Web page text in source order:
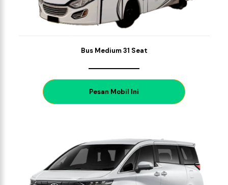
Bus Medium 31 Seat
Pesan Mobil Ini